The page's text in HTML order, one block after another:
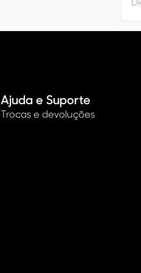
Ajuda e Suporte
Trocas e devoluções